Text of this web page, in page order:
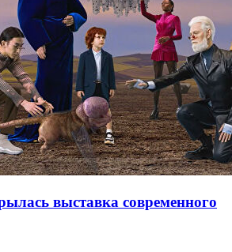
выставка современного